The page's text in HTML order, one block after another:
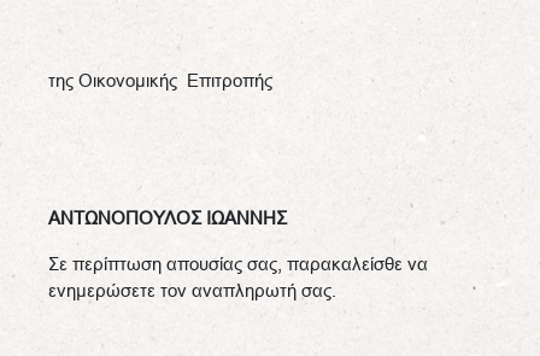
της Οικονομικής Επιτροπής
ΑΝΤΩΝΟΠΟΥΛΟΣ ΙΩΑΝΝΗΣ
Σε περίπτωση απουσίας σας, παρακαλείσθε να
ενημερώσετε τον αναπληρωτή σας.